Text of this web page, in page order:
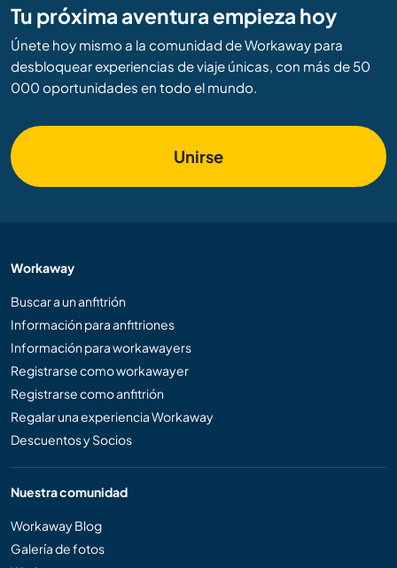
Tu próxima aventura empieza hoy
Únete hoy mismo a la comunidad de Workaway para
desbloquear experiencias de viaje únicas, con más de 50
000 oportunidades en todo el mundo.
Unirse
Workaway
Buscar a un anfitrión
Información para anfitriones
Información para workawayers
Registrarse como workawayer
Registrarse como anfitrión
Regalar una experiencia Workaway
Descuentos y Socios
Nuestra comunidad
Workaway Blog
Galería de fotos